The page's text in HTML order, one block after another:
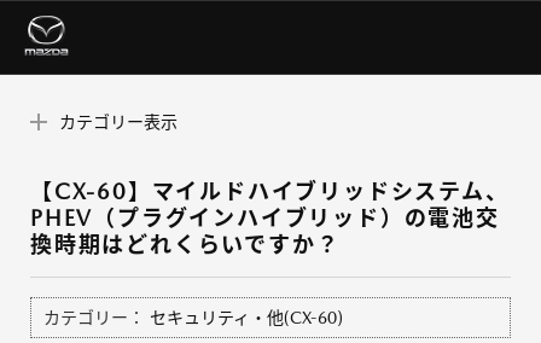
カテゴリー表示
【CX-60】マイルドハイブリッドシステム、
PHEV（プラグインハイブリッド）の電池交
換時期はどれくらいですか？
カテゴリー： セキュリティ・他(CX-60)